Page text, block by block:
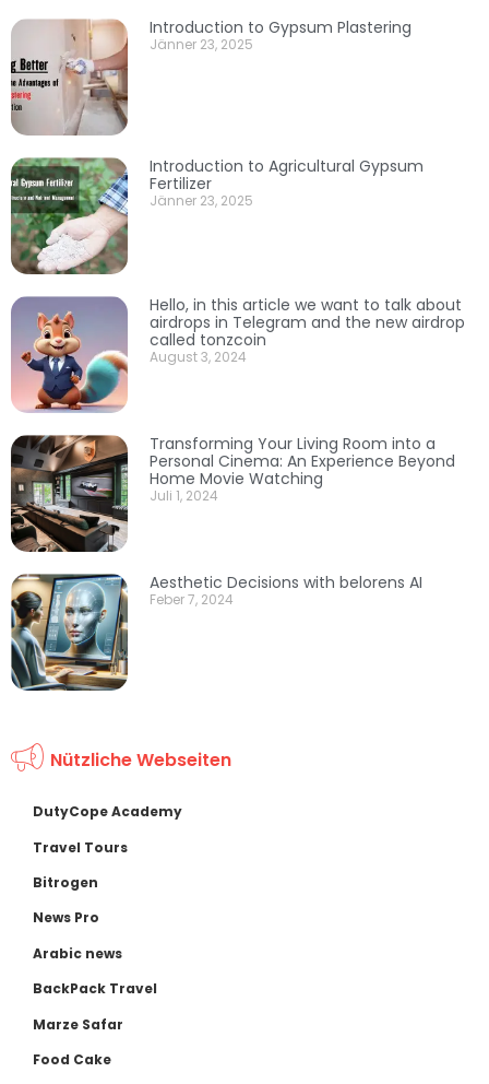
Introduction to Gypsum Plastering
Jänner 23, 2025
Introduction to Agricultural Gypsum
Fertilizer
Jänner 23, 2025
Hello, in this article we want to talk about
airdrops in Telegram and the new airdrop
called tonzcoin
August 3, 2024
Transforming Your Living Room into a
Personal Cinema: An Experience Beyond
Home Movie Watching
Juli 1, 2024
Aesthetic Decisions with belorens AI
Feber 7, 2024
Nützliche Webseiten
DutyCope Academy
Travel Tours
Bitrogen
News Pro
Arabic news
BackPack Travel
Marze Safar
Food Cake